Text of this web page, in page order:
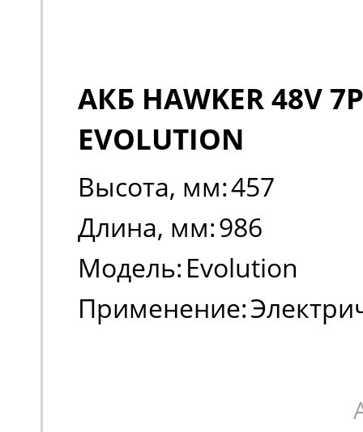
АКБ HAWKER 48V
EVOLUTION
Высота, мм:457
Длина, мм:986
Модель: Evolution
Применение: